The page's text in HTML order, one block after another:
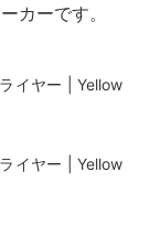
カーです。